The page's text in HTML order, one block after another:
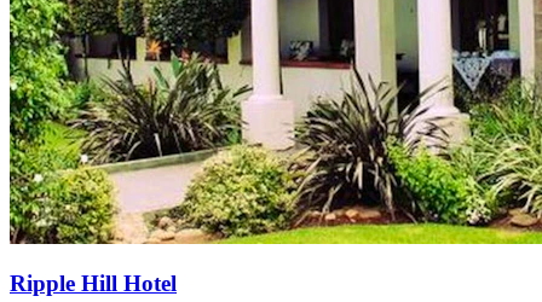
Ripple Hill Hotel